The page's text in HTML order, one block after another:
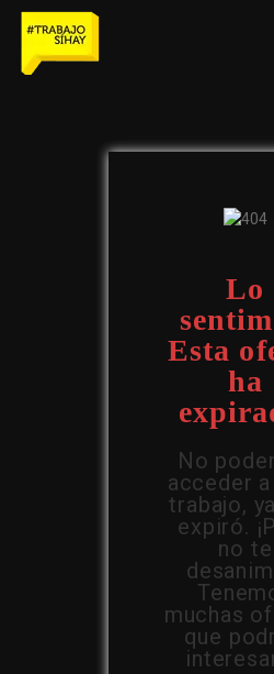
Lo
Esta
ha
No
acceder
trabajo,
expiró.
no te
muchas
que